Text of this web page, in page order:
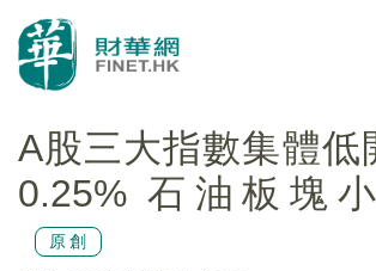
A股三大指數集體低
0.25% 石油板塊
原創